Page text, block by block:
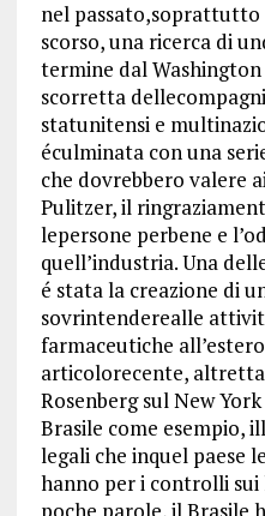
nel passato,soprattutto
scorso, una ricerca di
termine dal
scorretta
statunitensi e
éculminata con una
che dovrebbero valere
Pulitzer, il
lepersone perbene e
quell’industria. Una
é stata la creazione di
sovrintenderealle
farmaceutiche
articolorecente,
Rosenberg sul New
Brasile come esempio,
legali che inquel paese
hanno per i controlli